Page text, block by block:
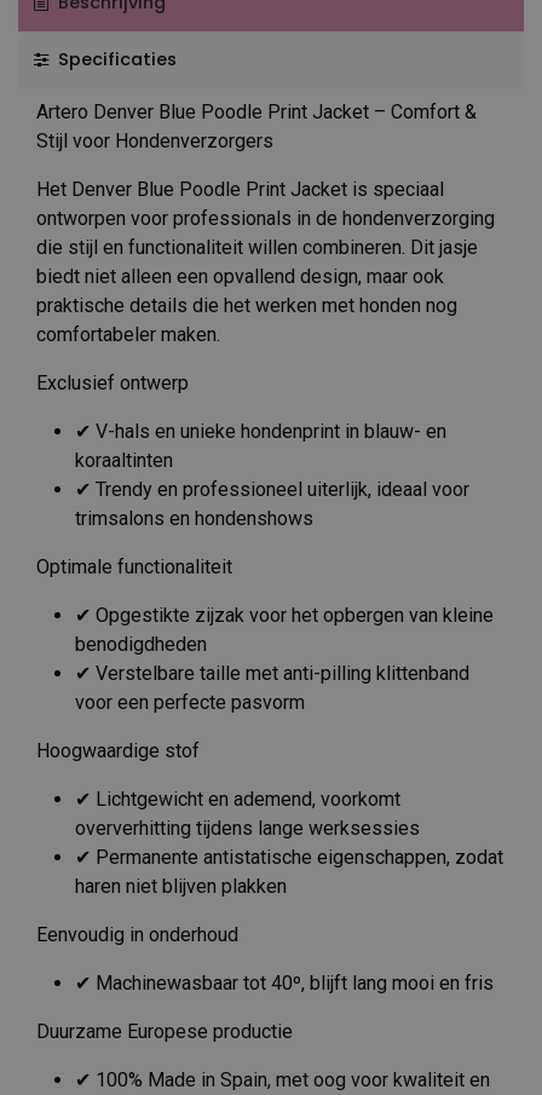
Specificaties
Artero Denver Blue Poodle Print Jacket – Comfort &
Stijl voor Hondenverzorgers
Het Denver Blue Poodle Print Jacket is speciaal
ontworpen voor professionals in de hondenverzorging
die stijl en functionaliteit willen combineren. Dit jasje
biedt niet alleen een opvallend design, maar ook
praktische details die het werken met honden nog
comfortabeler maken.
Exclusief ontwerp
✔ V-hals en unieke hondenprint in blauw- en
koraaltinten
✔ Trendy en professioneel uiterlijk, ideaal voor
trimsalons en hondenshows
Optimale functionaliteit
✔ Opgestikte zijzak voor het opbergen van kleine
benodigdheden
✔ Verstelbare taille met anti-pilling klittenband
voor een perfecte pasvorm
Hoogwaardige stof
✔ Lichtgewicht en ademend, voorkomt
oververhitting tijdens lange werksessies
✔ Permanente antistatische eigenschappen, zodat
haren niet blijven plakken
Eenvoudig in onderhoud
✔ Machinewasbaar tot 40º, blijft lang mooi en fris
Duurzame Europese productie
✔ 100% Made in Spain, met oog voor kwaliteit en